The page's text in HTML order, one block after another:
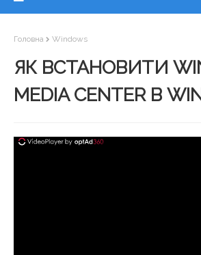
Головна Windows
ЯК ВСТАНОВИТИ
MEDIA CENTER В